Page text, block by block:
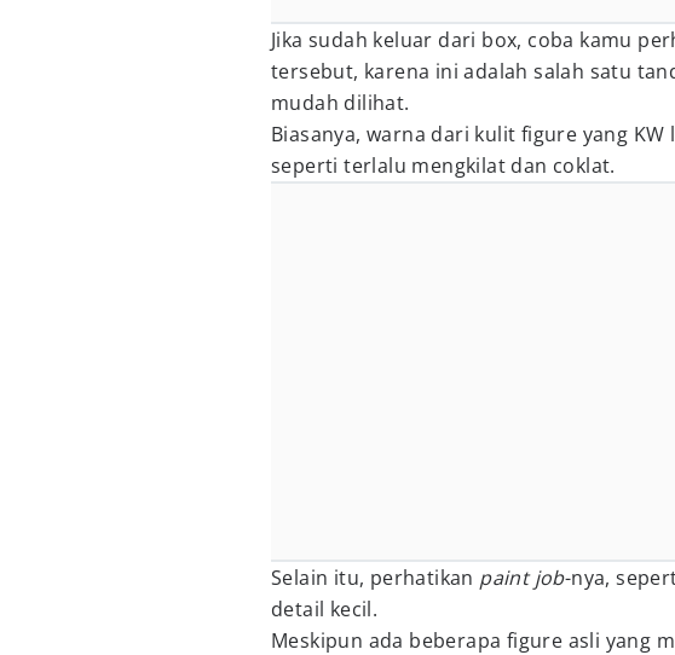
Jika sudah keluar dari box, coba kamu
tersebut, karena ini adalah salah satu
mudah dilihat.
Biasanya, warna dari kulit figure yang
seperti terlalu mengkilat dan coklat.
Selain itu, perhatikan paint job-nya,
detail kecil.
Meskipun ada beberapa figure asli yang